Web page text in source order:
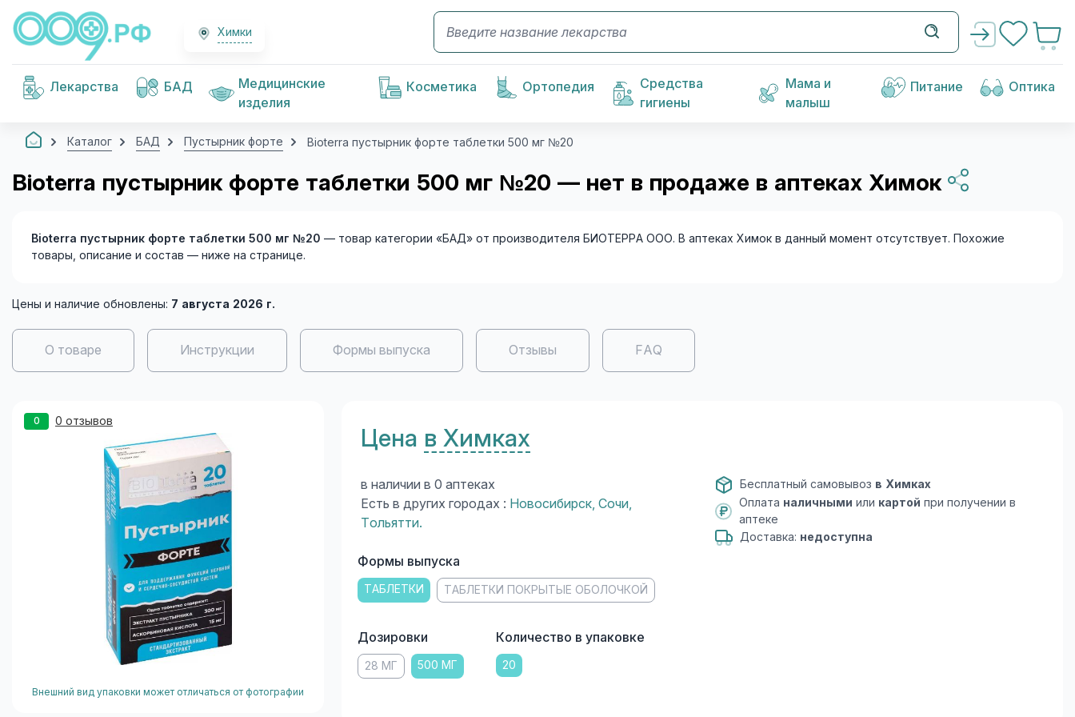
Химки
Лекарства БАД
Медицинские
изделия
Косметика Ортопедия
Средства
гигиены
Мама и
малыш
Питание Оптика
Каталог БАД Пустырник форте Bioterra пустырник форте таблетки 500 мг №20
Bioterra пустырник форте таблетки 500 мг №20 — нет в продаже в аптеках Химок
Bioterra пустырник форте таблетки 500 мг №20 — товар категории «БАД» от производителя БИОТЕРРА ООО. В аптеках Химок в данный момент отсутствует. Похожие
товары, описание и состав — ниже на странице.
Цены и наличие обновлены: 7 августа 2026 г.
О товаре Инструкции Формы выпуска Отзывы FAQ
0 0 отзывов
Внешний вид упаковки может отличаться от фотографии
Цена в Химках
в наличии в 0 аптеках
Есть в других городах : Новосибирск, Сочи
Тольятти.
Бесплатный самовывоз в Химках
Оплата наличными или картой при получении в
аптеке
Доставка: недоступна
Формы выпуска
ТАБЛЕТКИ ТАБЛЕТКИ ПОКРЫТЫЕ ОБОЛОЧКОЙ
Дозировки
28 МГ 500 МГ
Количество в упаковке
20